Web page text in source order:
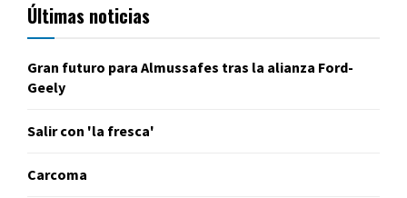
Últimas noticias
Gran futuro para Almussafes tras la alianza Ford-
Geely
Salir con 'la fresca'
Carcoma